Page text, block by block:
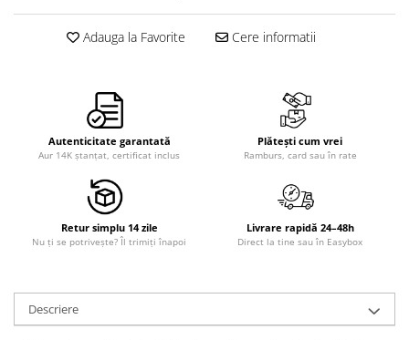
Adauga la Favorite Cere informatii
Autenticitate garantată
Aur 14K ștanțat, certificat inclus
Plătești cum vrei
Ramburs, card sau în rate
Retur simplu 14 zile
Nu ți se potrivește? Îl trimiți înapoi
Livrare rapidă 24–48h
Direct la tine sau în Easybox
Descriere